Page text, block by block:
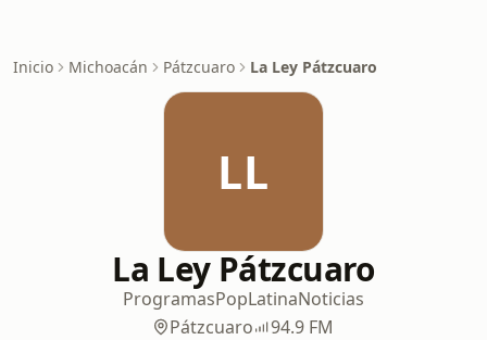
Inicio Michoacán Pátzcuaro La Ley Pátzcuaro
LL
La Ley Pátzcuaro
ProgramasPopLatinaNoticias
Pátzcuaro
94.9 FM